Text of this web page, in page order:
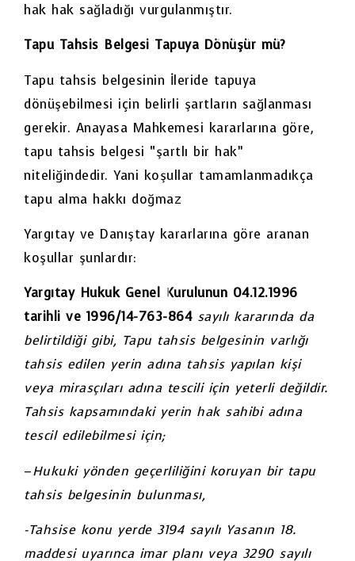
hak hak sağladığı vurgulanmıştır.
Tapu Tahsis Belgesi Tapuya Dönüşür mü?
Tapu tahsis belgesinin İleride tapuya
dönüşebilmesi için belirli şartların sağlanması
gerekir. Anayasa Mahkemesi kararlarına göre,
tapu tahsis belgesi “şartlı bir hak”
niteliğindedir. Yani koşullar tamamlanmadıkça
tapu alma hakkı doğmaz
Yargıtay ve Danıştay kararlarına göre aranan
koşullar şunlardır:
Yargıtay Hukuk Genel Kurulunun 04.12.1996
tarihli ve 1996/14-763-864 sayılı kararında da
belirtildiği gibi, Tapu tahsis belgesinin varlığı
tahsis edilen yerin adına tahsis yapılan kişi
veya mirasçıları adına tescili için yeterli değildir.
Tahsis kapsamındaki yerin hak sahibi adına
tescil edilebilmesi için;
–Hukuki yönden geçerliliğini koruyan bir tapu
tahsis belgesinin bulunması,
-Tahsise konu yerde 3194 sayılı Yasanın 18.
maddesi uyarınca imar planı veya 3290 sayılı